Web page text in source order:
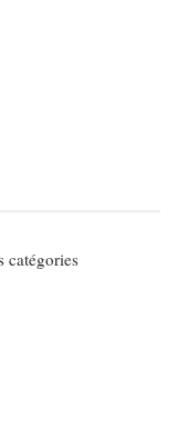
catégories